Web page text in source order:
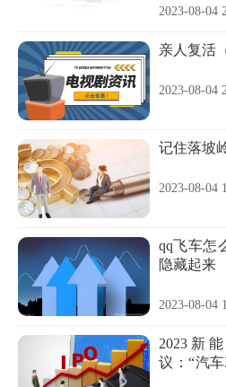
2023-08-04
亲人复活
2023-08-04
记住落坡
2023-08-04
qq飞车怎
隐藏起来
2023-08-04
2023新
议：“汽